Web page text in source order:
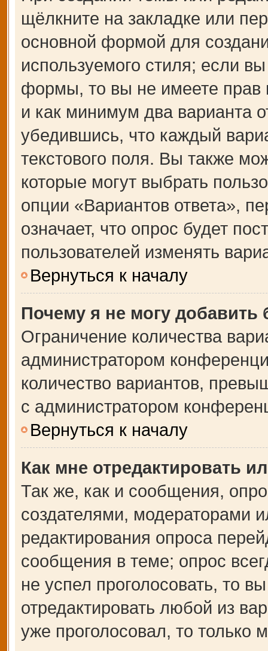
щёлкните на закладке или
основной формой для
используемого стиля; если
формы, то вы не имеете прав
и как минимум два варианта
убедившись, что каждый
текстового поля. Вы также
которые могут выбрать
опции «Вариантов ответа»,
означает, что опрос будет
пользователей изменять
Вернуться к началу
Почему я не могу добавить
Ограничение количества
администратором
количество вариантов,
с администратором
Вернуться к началу
Как мне отредактировать
Так же, как и сообщения,
создателями, модераторами
редактирования опроса
сообщения в теме; опрос
не успел проголосовать, то
отредактировать любой из
уже проголосовал, то только